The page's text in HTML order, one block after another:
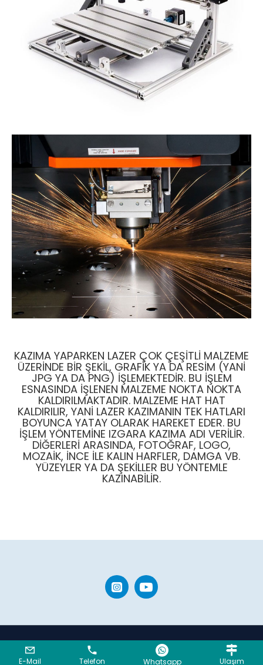
KAZIMA YAPARKEN LAZER ÇOK ÇEŞITLI MALZEME
ÜZERINDE BIR ŞEKIL, GRAFIK YA DA RESIM (YANI
JPG YA DA PNG) IŞLEMEKTEDIR. BU IŞLEM
ESNASINDA IŞLENEN MALZEME NOKTA NOKTA
KALDIRILMAKTADIR. MALZEME HAT HAT
KALDIRILIR, YANI LAZER KAZIMANIN TEK HATLARI
BOYUNCA YATAY OLARAK HAREKET EDER. BU
IŞLEM YÖNTEMINE IZGARA KAZIMA ADI VERILIR.
DIĞERLERI ARASINDA, FOTOĞRAF, LOGO,
MOZAIK, INCE ILE KALIN HARFLER, DAMGA VB.
YÜZEYLER YA DA ŞEKILLER BU YÖNTEMLE
KAZINABILIR.
Copyright © 2023, LOCCA GRUP A.Ş. - Tüm hakları saklıdır.
E-Mail Telefon Whatsapp Ulaşım